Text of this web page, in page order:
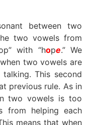
between two
two vowels from
with “hope.” We
two vowels are
This second
previous rule. As in
two vowels is too
from helping each
means that when